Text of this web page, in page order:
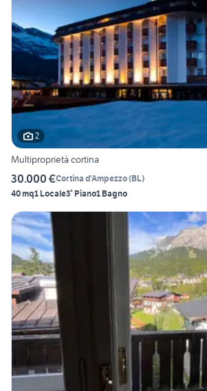
2
Multiproprietà cortina
30.000 €Cortina d'Ampezzo(BL)
40 mq1 Locale3° Piano1 Bagno